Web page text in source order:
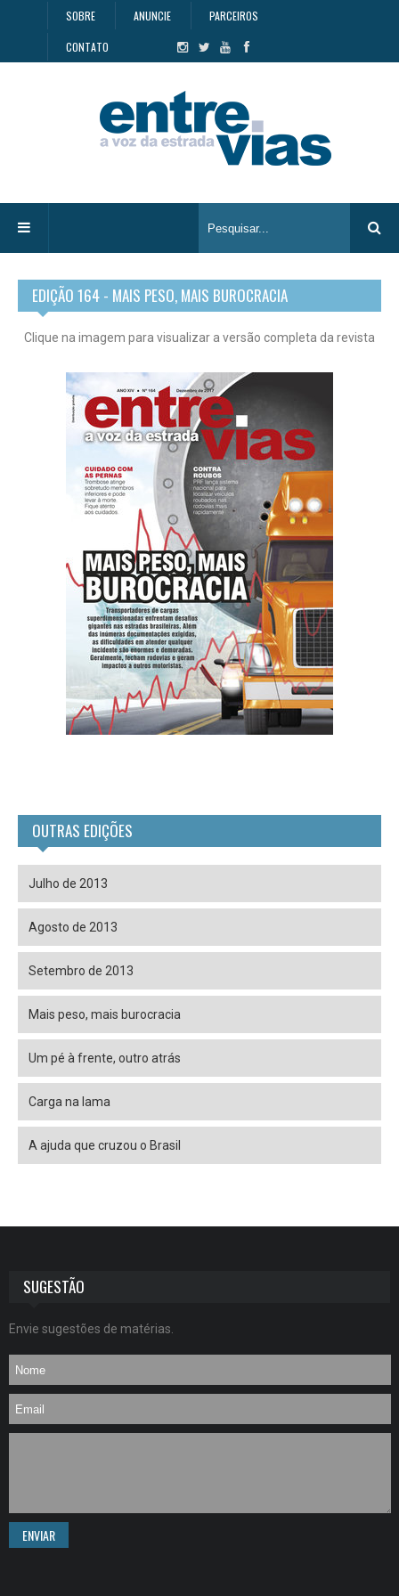
SOBRE ANUNCIE PARCEIROS
CONTATO
EDIÇÃO 164 - MAIS PESO, MAIS BUROCRACIA
Clique na imagem para visualizar a versão completa da revista
OUTRAS EDIÇÕES
Julho de 2013
Agosto de 2013
Setembro de 2013
Mais peso, mais burocracia
Um pé à frente, outro atrás
Carga na lama
A ajuda que cruzou o Brasil
SUGESTÃO
Envie sugestões de matérias.
ENVIAR